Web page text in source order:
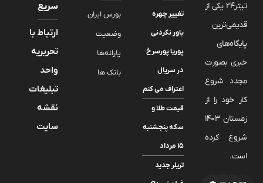
تیتر24 یکی از
قدیمی‌ترین
پایگاه‌های
خبری بصورت
مجدد شروع
کار خود را از
زمستان 1403
شروع کرده
است.
تغییر چهره
باور نکردنی
پوریا پورسرخ
در سریال
اعتراف می کنم
قیمت طلا و
سکه پنجشنبه
۱۵ مرداد
تریلر جدید
بورس ایران
وضعیت
یارانه‌ها
بانک ها
سریع
ارتباط با
تحریریه
واحد
تبلیغات
نقشه
سایت